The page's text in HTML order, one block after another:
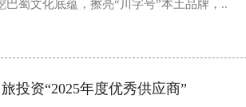
蜀文化底蕴，擦亮“川字号”本土品牌，..
投资“2025年度优秀供应商”